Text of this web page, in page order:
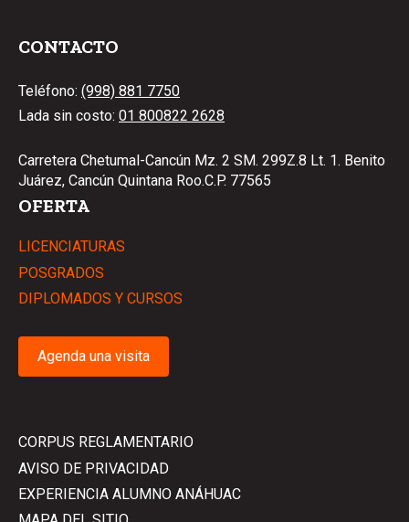
CONTACTO
Teléfono: (998) 881 7750
Lada sin costo: 01 800822 2628
Carretera Chetumal-Cancún Mz. 2 SM. 299Z.8 Lt. 1. Benito
Juárez, Cancún Quintana Roo.C.P. 77565
OFERTA
LICENCIATURAS
POSGRADOS
DIPLOMADOS Y CURSOS
Agenda una visita
CORPUS REGLAMENTARIO
AVISO DE PRIVACIDAD
EXPERIENCIA ALUMNO ANÁHUAC